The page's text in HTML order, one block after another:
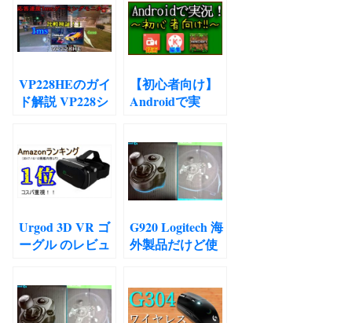
translation
CAPCOM
TGS2020
イオハザード８
ヴィレッジ 実機
プレイの文字起
VP228HEのガイ
ド解説 VP228シ
【初心者向け】
Androidで実
Urgod 3D VR ゴ
ーグル のレビュ
G920 Logitech 海
外製品だけど使